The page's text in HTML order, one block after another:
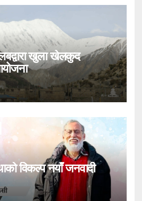
खुला खेलकुद
विकल्प नयाँ जनवादी